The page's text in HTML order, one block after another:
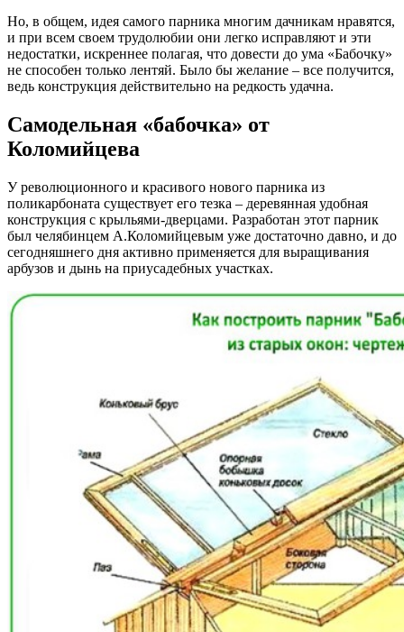
Но, в общем, идея самого парника многим дачникам нравятся,
и при всем своем трудолюбии они легко исправляют и эти
недостатки, искреннее полагая, что довести до ума «Бабочку»
не способен только лентяй. Было бы желание – все получится,
ведь конструкция действительно на редкость удачна.
Самодельная «бабочка» от
Коломийцева
У революционного и красивого нового парника из
поликарбоната существует его тезка – деревянная удобная
конструкция с крыльями-дверцами. Разработан этот парник
был челябинцем А.Коломийцевым уже достаточно давно, и до
сегодняшнего дня активно применяется для выращивания
арбузов и дынь на приусадебных участках.